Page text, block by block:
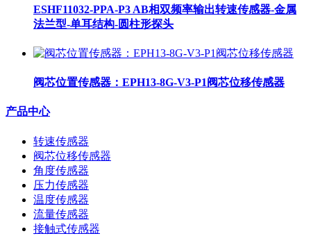
ESHF11032-PPA-P3 AB相双频率输出转速传感器-金属
法兰型-单耳结构-圆柱形探头
阀芯位置传感器：EPH13-8G-V3-P1阀芯位移传感器
产品中心
转速传感器
阀芯位移传感器
角度传感器
压力传感器
温度传感器
流量传感器
接触式传感器